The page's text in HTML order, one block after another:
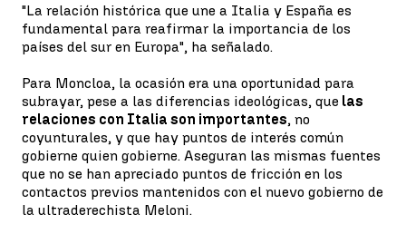
"La relación histórica que une a Italia y España es
fundamental para reafirmar la importancia de los
países del sur en Europa", ha señalado.
Para Moncloa, la ocasión era una oportunidad para
subrayar, pese a las diferencias ideológicas, que las
relaciones con Italia son importantes, no
coyunturales, y que hay puntos de interés común
gobierne quien gobierne. Aseguran las mismas fuentes
que no se han apreciado puntos de fricción en los
contactos previos mantenidos con el nuevo gobierno de
la ultraderechista Meloni.